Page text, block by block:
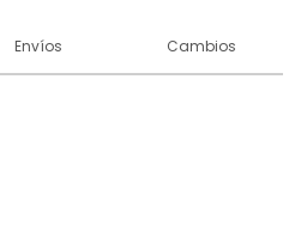
Envíos Cambios